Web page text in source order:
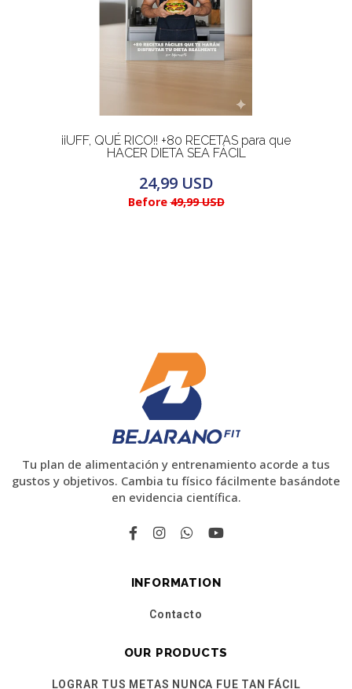
¡¡UFF, QUÉ RICO!! +80 RECETAS para que
HACER DIETA SEA FÁCIL
24,99 USD
Before49,99 USD
Tu plan de alimentación y entrenamiento acorde a tus
gustos y objetivos. Cambia tu físico fácilmente basándote
en evidencia científica.
INFORMATION
Contacto
OUR PRODUCTS
LOGRAR TUS METAS NUNCA FUE TAN FÁCIL